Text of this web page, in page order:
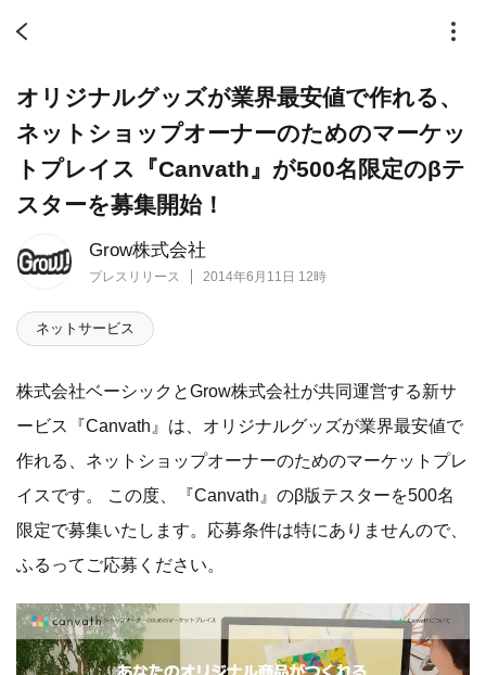
Grow株式会社
プレスリリース 2014年6月11日 12時
オリジナルグッズが業界最安値で作れる、
ネットショップオーナーのためのマーケッ
トプレイス『Canvath』が500名限定のβテ
スターを募集開始！
ネットサービス
株式会社ベーシックとGrow株式会社が共同運営する新サ
ービス『Canvath』は、オリジナルグッズが業界最安値で
作れる、ネットショップオーナーのためのマーケットプレ
イスです。 この度、『Canvath』のβ版テスターを500名
限定で募集いたします。応募条件は特にありませんので、
ふるってご応募ください。